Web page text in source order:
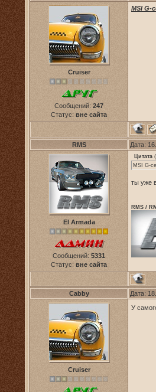
Cruiser
Сообщений: 247
Статус: вне сайта
MSI G-
RMS Дата:
El Armada
Сообщений: 5331
Статус: вне сайта
Цитата (
MSI G-
ты уже
RMS /
Cabby Дата:
Cruiser
У